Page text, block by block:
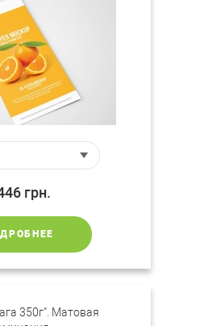
грн.
350г". Матовая